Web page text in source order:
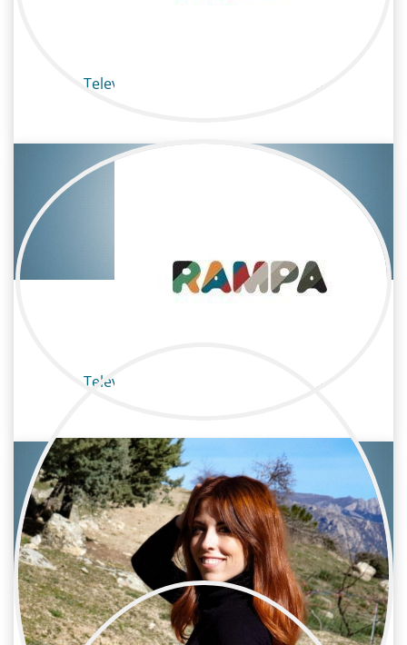
Televisión / Maquillaje y peluquería
Televisión / Maquillaje y peluquería
Sara Villar Carrasco